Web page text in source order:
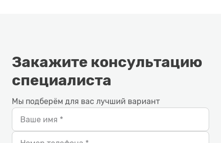
Закажите консультацию
специалиста
Мы подберём для вас лучший вариант